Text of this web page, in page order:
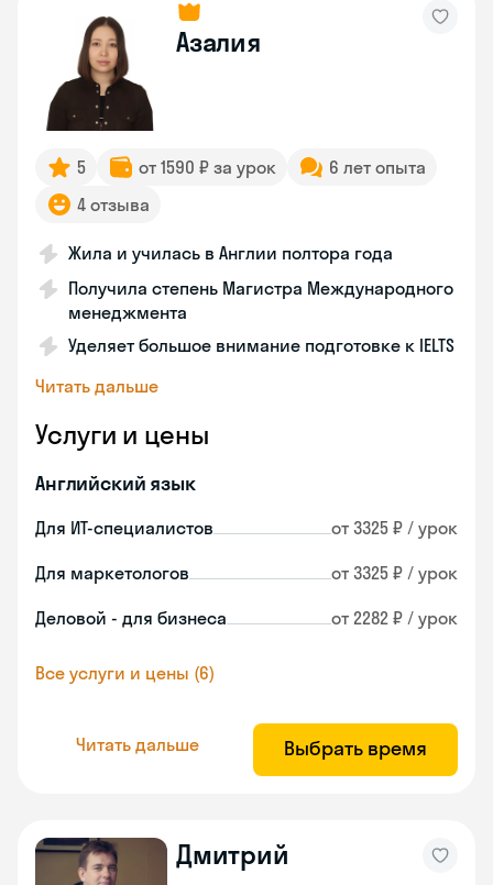
Азалия
5 от 1590 ₽ за урок
6 лет опыта
4 отзыва
Жила и училась в Англии полтора года
Получила степень Магистра Международного
менеджмента
Уделяет большое внимание подготовке к IELTS
Читать дальше
Услуги и цены
Английский язык
Для ИТ-специалистов от 3325 ₽ / урок
Для маркетологов от 3325 ₽ / урок
Деловой - для бизнеса от 2282 ₽ / урок
Все услуги и цены (6)
Читать дальше Выбрать время
Дмитрий